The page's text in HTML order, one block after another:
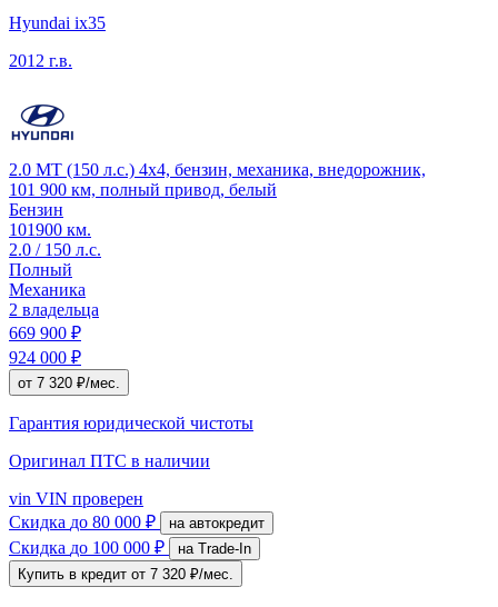
Hyundai ix35
2012 г.в.
2.0 MT (150 л.с.) 4x4, бензин, механика, внедорожник,
101 900 км, полный привод, белый
Бензин
101900 км.
2.0 / 150 л.с.
Полный
Механика
2 владельца
669 900 ₽
924 000 ₽
от 7 320 ₽/мес.
Гарантия юридической чистоты
Оригинал ПТС в наличии
vin VIN проверен
Скидка до 80 000 ₽ на автокредит
Скидка до 100 000 ₽
на Trade-In
Купить в кредит от 7 320 ₽/мес.